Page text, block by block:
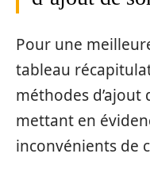
Pour une
tableau
méthodes d’ajout
mettant en
inconvénients de